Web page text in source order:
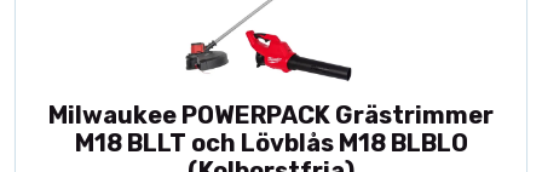
Milwaukee POWERPACK Grästrimmer
M18 BLLT och Lövblås M18 BLBLO